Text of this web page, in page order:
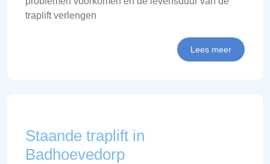
traplift verlengen
Lees meer
Staande traplift in
Badhoevedorp